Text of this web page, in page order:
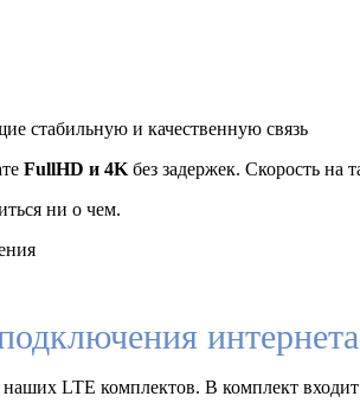
стабильную и качественную связь
FullHD и 4K без задержек. Скорость на
ни о чем.
LTE комплектов. В комплект